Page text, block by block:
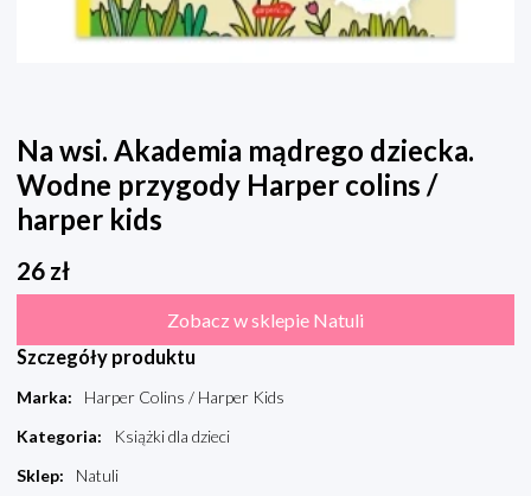
Na wsi. Akademia mądrego dziecka.
Wodne przygody Harper colins /
harper kids
26 zł
Zobacz w sklepie Natuli
Szczegóły produktu
Marka:
Harper Colins / Harper Kids
Kategoria:
Książki dla dzieci
Sklep:
Natuli